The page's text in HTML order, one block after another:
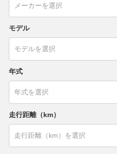
モデル
年式
走行距離（km）